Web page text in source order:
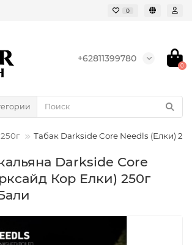
0
+62811399780
0
Табак Darkside Core Needls (Елки)
Darkside Core
Кор Елки) 250г